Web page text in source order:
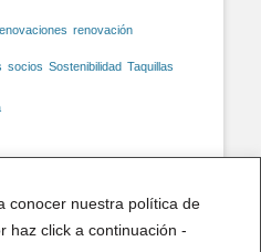
conocer nuestra política de
haz click a continuación -
renovación
socios Sostenibilidad Taquillas